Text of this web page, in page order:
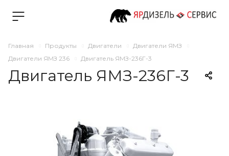
Главная Продукты Двигатели
Двигатели ЯМЗ
Двигатели ЯМЗ 236
Двигатель ЯМЗ-236Г-3
Двигатель ЯМЗ-236Г-3